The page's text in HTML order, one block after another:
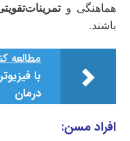
هماهنگی و
باشند.
مطالعه
با
درمان
افراد مسن: